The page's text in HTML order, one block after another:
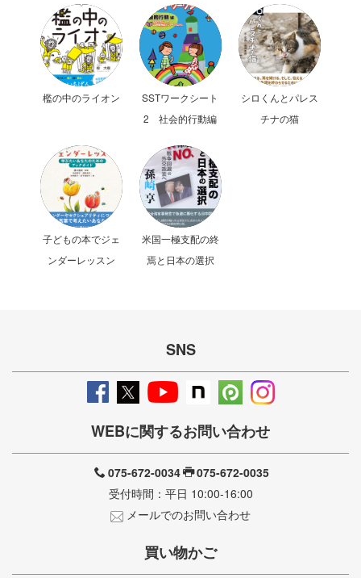
檻の中のライオン
SSTワークシート
2 社会的行動編
シロくんとパレス
チナの猫
子どもの本でジェ
ンダーレッスン
米国一極支配の終
焉と日本の選択
SNS
WEBに関するお問い合わせ
075-672-0034
075-672-0035
受付時間：平日 10:00-16:00
メールでのお問い合わせ
買い物かご